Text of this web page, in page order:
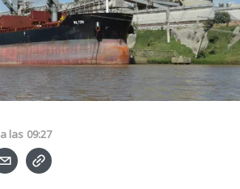
a las 09:27